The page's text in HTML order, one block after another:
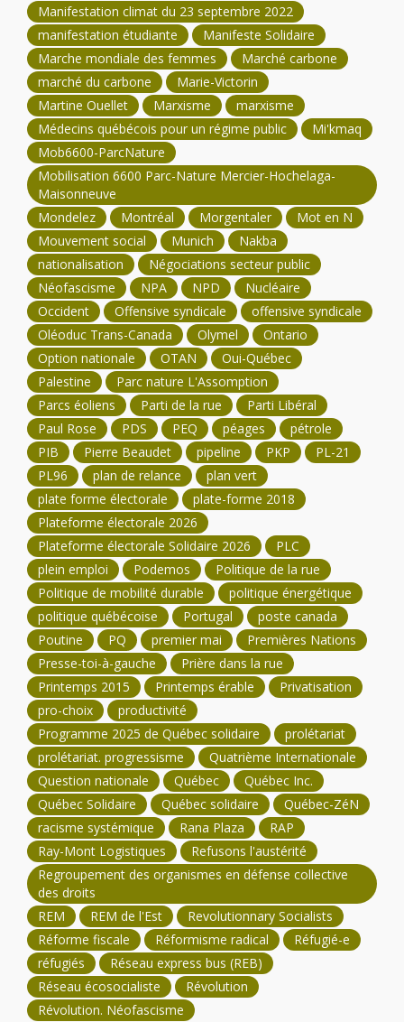
Manifestation climat du 23 septembre 2022
manifestation étudiante
Manifeste Solidaire
Marche mondiale des femmes
Marché carbone
marché du carbone
Marie-Victorin
Martine Ouellet
Marxisme
marxisme
Médecins québécois pour un régime public
Mi'kmaq
Mob6600-ParcNature
Mobilisation 6600 Parc-Nature Mercier-Hochelaga-
Maisonneuve
Mondelez
Montréal Morgentaler
Mot en N
Mouvement social
Munich
Nakba
nationalisation
Négociations secteur public
Néofascisme
NPA NPD
Nucléaire
Occident
Offensive syndicale
offensive syndicale
Oléoduc Trans-Canada
Olymel
Ontario
Option nationale
OTAN
Oui-Québec
Palestine
Parc nature L'Assomption
Parcs éoliens
Parti de la rue
Parti Libéral
Paul Rose
PDS PEQ péages
pétrole
PIB
Pierre Beaudet pipeline PKP
PL-21
PL96
plan de relance
plan vert
plate forme électorale
plate-forme 2018
Plateforme électorale 2026
Plateforme électorale Solidaire 2026
PLC
plein emploi
Podemos
Politique de la rue
Politique de mobilité durable
politique énergétique
politique québécoise
Portugal
poste canada
Poutine
PQ premier mai
Premières Nations
Presse-toi-à-gauche
Prière dans la rue
Printemps 2015
Printemps érable
Privatisation
pro-choix
productivité
Programme 2025 de Québec solidaire
prolétariat
prolétariat. progressisme
Quatrième Internationale
Question nationale
Québec
Québec Inc.
Québec Solidaire
Québec solidaire
Québec-ZéN
racisme systémique
Rana Plaza
RAP
Ray-Mont Logistiques
Refusons l'austérité
Regroupement des organismes en défense collective
des droits
REM
REM de l'Est
Revolutionnary Socialists
Réforme fiscale
Réformisme radical
Réfugié-e
réfugiés
Réseau express bus (REB)
Réseau écosocialiste
Révolution
Révolution. Néofascisme